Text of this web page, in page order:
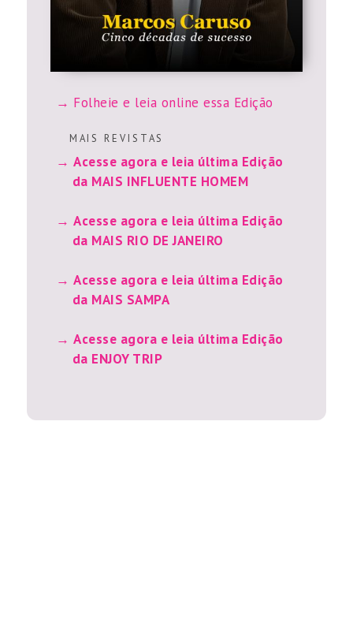
Folheie e leia online essa Edição
M A I S R E V I S T A S
Acesse agora e leia última Edição
da MAIS INFLUENTE HOMEM
Acesse agora e leia última Edição
da MAIS RIO DE JANEIRO
Acesse agora e leia última Edição
da MAIS SAMPA
Acesse agora e leia última Edição
da ENJOY TRIP